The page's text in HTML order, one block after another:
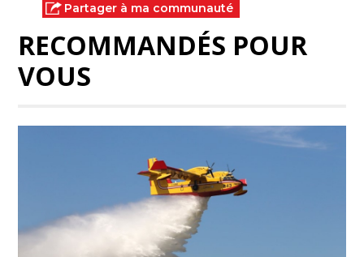
Partager à ma communauté
RECOMMANDÉS POUR
VOUS